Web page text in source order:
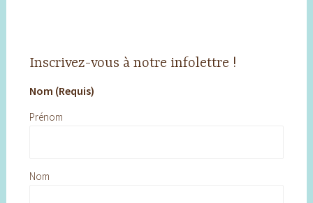
Inscrivez-vous à notre infolettre !
Nom (Requis)
Prénom
Nom